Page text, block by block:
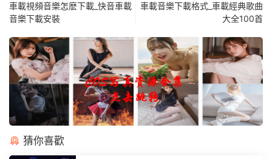
車載視頻音樂怎麽下載_快音車載
音樂下載安裝
車載音樂下載格式_車載經典歌曲
大全100首
猜你喜歡